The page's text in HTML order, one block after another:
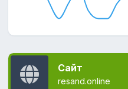
Сайт
resand.online